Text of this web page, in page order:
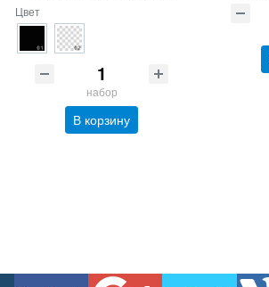
Цвет
набор
В корзину